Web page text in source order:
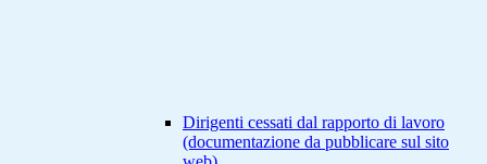
Dirigenti cessati dal rapporto di lavoro
(documentazione da pubblicare sul sito